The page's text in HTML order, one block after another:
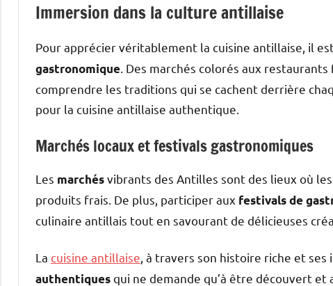
Immersion dans la culture antillaise
Pour apprécier véritablement la cuisine antillaise, il
gastronomique. Des marchés colorés aux
comprendre les traditions qui se cachent derrière
pour la cuisine antillaise authentique.
Marchés locaux et festivals gastronomiques
Les marchésvibrants des Antilles sont des lieux où
produits frais. De plus, participer aux festivals de
culinaire antillais tout en savourant de délicieuses
La cuisine antillaise , à travers son histoire riche et
authentiquesqui ne demande qu’à être découvert